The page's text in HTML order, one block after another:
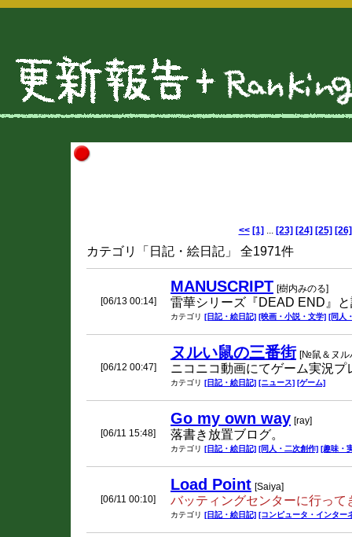
<< [1] ... [23] [24] [25] [26]
カテゴリ「日記・絵日記」 全1971件
[06/13 00:14]
MANUSCRIPT [樹内みのる]
雷華シリーズ『DEAD END』
カテゴリ [日記・絵日記] [映画・小説・文学] [同人
[06/12 00:47]
ヌルい鼠の三番街 [№鼠＆ヌル
ニコニコ動画にてゲーム実況
カテゴリ [日記・絵日記] [ニュース] [ゲーム]
[06/11 15:48]
Go my own way [ray]
落書き放置ブログ。
カテゴリ [日記・絵日記] [同人・二次創作] [趣味・
[06/11 00:10]
Load Point [Saiya]
バッティングセンターに行って
カテゴリ [日記・絵日記] [コンピュータ・インター